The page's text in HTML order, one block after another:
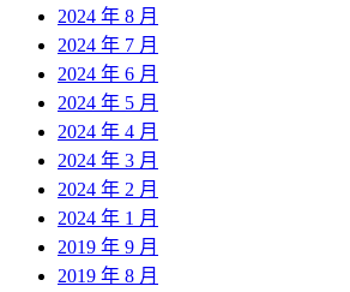
2024 年 8 月
2024 年 7 月
2024 年 6 月
2024 年 5 月
2024 年 4 月
2024 年 3 月
2024 年 2 月
2024 年 1 月
2019 年 9 月
2019 年 8 月